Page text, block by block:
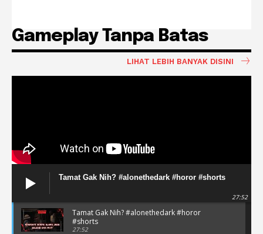
Gameplay Tanpa Batas
LIHAT LEBIH BANYAK DISINI
Tamat Gak Nih? #alonethedark #horor #shorts
27:52
Tamat Gak Nih? #alonethedark #horor
#shorts
27:52